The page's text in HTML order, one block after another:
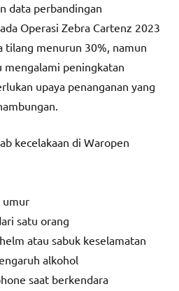
data perbandingan
Operasi Zebra Cartenz 2023
tilang menurun 30%, namun
mengalami peningkatan
upaya penanganan yang
kecelakaan di Waropen
umur
satu orang
atau sabuk keselamatan
alkohol
saat berkendara